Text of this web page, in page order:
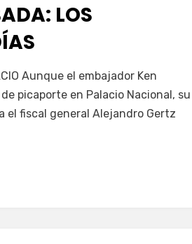
LOS
Aunque el embajador Ken
picaporte en Palacio Nacional, su
el fiscal general Alejandro Gertz